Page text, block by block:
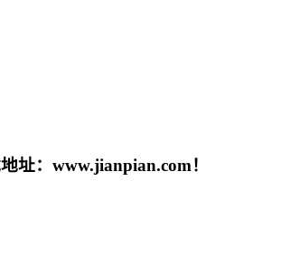
址：www.jianpian.com！